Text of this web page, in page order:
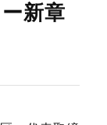
新章